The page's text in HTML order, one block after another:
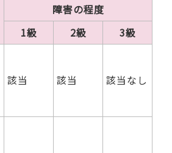
障害の程度
1級
2級
3級
該当 該当 該当なし